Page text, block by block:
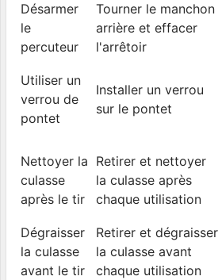
Désarmer
le
percuteur
Tourner le manchon
arrière et effacer
l'arrêtoir
Utiliser un
verrou de
pontet
Installer un verrou
sur le pontet
Nettoyer la
culasse
après le tir
Retirer et nettoyer
la culasse après
chaque utilisation
Dégraisser
la culasse
avant le tir
Retirer et dégraisser
la culasse avant
chaque utilisation